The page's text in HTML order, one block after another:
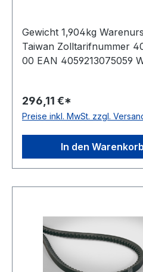
Gewicht 1,904kg
Taiwan Zolltarifnummer
00 EAN 4059213075059
ConCar Ausführung
formgezahnt antistatisch
Zugstrang Polyester Breite
Höhe 18mm
296,11 €*
Preise inkl. MwSt. zzgl.
In den Warenkorb